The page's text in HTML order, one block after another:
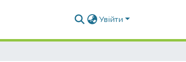
Увійти